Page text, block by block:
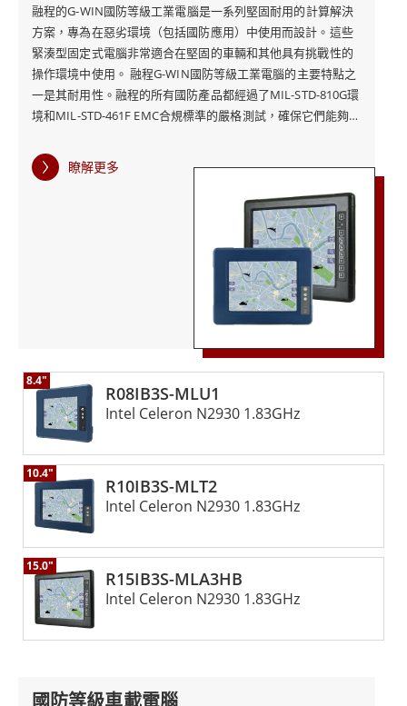
融程的G-WIN國防等級工業電腦是一系列堅固耐用的計算解決
方案，專為在惡劣環境（包括國防應用）中使用而設計。這些
緊湊型固定式電腦非常適合在堅固的車輛和其他具有挑戰性的
操作環境中使用。 融程G-WIN國防等級工業電腦的主要特點之
一是其耐用性。融程的所有國防產品都經過了MIL-STD-810G環
境和MIL-STD-461F EMC合規標準的嚴格測試，確保它們能夠承
的G-WIN國防等級工業電腦的高解析度顯示器還針對可視性進
行了優化，具有光學貼合和用戶友好的OSD前面板控制。這使
得操作員可以輕鬆地與系統交互，即使在具有挑戰性的照明條
件下或穿著防護裝備時也是如此。 除了堅固性和可見性之外，
融程的G-WIN國防等級工業電腦還配備了專為裝甲車自動化和
其他車載國防應用而設計的車載解決方案。這使得電腦能夠牢
固地安裝在各種車輛類型中，並確保它們能夠承受在具有挑戰
性的操作環境中的嚴酷使用。 融程的G-WIN國防等級工業電腦
還具有高度可定制性，提供一系列處理器、內存、存儲等選
項。這使得客戶能夠根據自己的特定需求定制計算解決方案，
瞭解更多
R08IB3S-MLU1
8.4"
Intel Celeron N2930 1.83GHz
R10IB3S-MLT2
10.4"
Intel Celeron N2930 1.83GHz
R15IB3S-MLA3HB
15.0"
Intel Celeron N2930 1.83GHz